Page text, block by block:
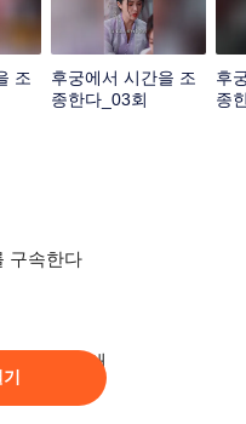
조
후궁에서 시간을 조
종한다_03회
후
종
구속한다
재벌가 영애